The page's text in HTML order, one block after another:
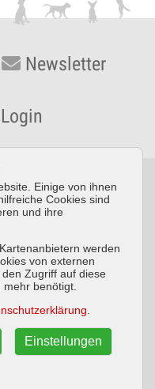
Newsletter
· Konrad-Zuse-Straße
+49 (0) 6592 957389-0
AGB
Einige von ihnen
Cookies sind
und ihre
werden
von externen
Zugriff auf diese
benötigt.
Einstellungen